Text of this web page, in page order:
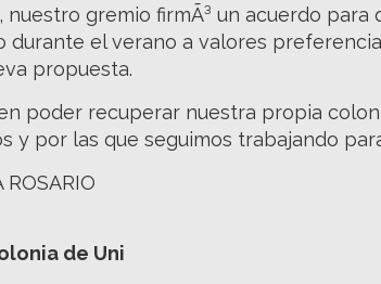
gremio firmÃ³ un acuerdo
durante el verano a valores
propuesta.
poder recuperar nuestra propia
y por las que seguimos trabajando
ROSARIO
de Uni